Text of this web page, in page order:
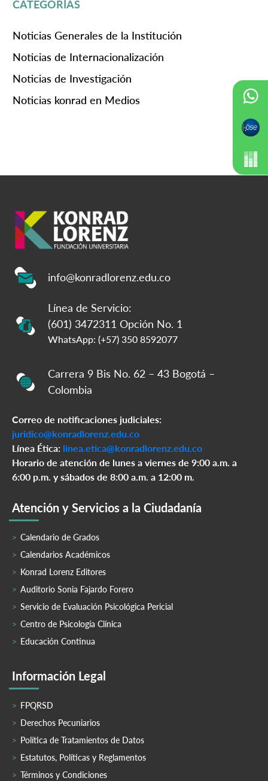
CATEGORÍAS
Noticias Generales de la Institución
Noticias de Internacionalización
Noticias de Investigación
Noticias konrad en Medios
info@konradlorenz.edu.co
Línea de Servicio:
(601) 3472311 Opción No. 1
WhatsApp: (+57) 350 8592077
Carrera 9 Bis No. 62 – 43 Bogotá –
Colombia
Correo de notificaciones judiciales:
juridico@konradlorenz.edu.co
Línea Ética: linea.etica@konradlorenz.edu.co
Horario de atención de lunes a viernes de 9:00 a.m. a
6:00 p.m. y sábados de 8:00 a.m. a 12:00 m.
Atención y Servicios a la Ciudadanía
Calendario de Grados
Calendarios Académicos
Konrad Lorenz Editores
Auditorio Sonia Fajardo Forero
Servicio de Evaluación Psicológica Pericial
Centro de Psicología Clínica
Educación Continua
Información Legal
FPQRSD
Derechos Pecuniarios
Política de Tratamientos de Datos
Estatutos, Políticas y Reglamentos
Términos y Condiciones